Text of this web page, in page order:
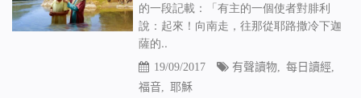
的一段記載：「有主的一個使者對腓利
說：起來！向南走，往那從耶路撒冷下迦
薩的..
19/09/2017 有聲讀物, 每日讀經,
福音, 耶穌